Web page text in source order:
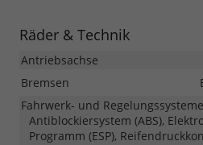
Räder & Technik
Antriebsachse
Bremsen
Fahrwerk- und Regelungssysteme
Antiblockiersystem (ABS),
Programm (ESP),